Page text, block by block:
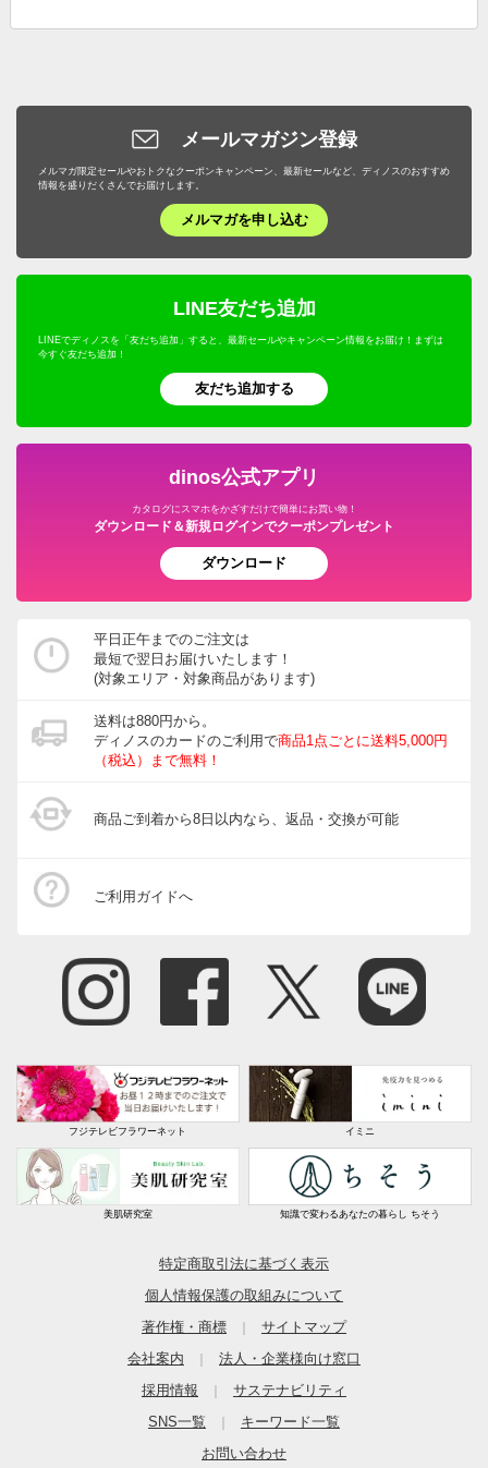
メールマガジン登録
メルマガ限定セールやおトクなクーポンキャンペーン、最新セールなど、ディノスのおすすめ
情報を盛りだくさんでお届けします。
メルマガを申し込む
LINE友だち追加
LINEでディノスを「友だち追加」すると、最新セールやキャンペーン情報をお届け！まずは
今すぐ友だち追加！
友だち追加する
dinos公式アプリ
カタログにスマホをかざすだけで簡単にお買い物！
ダウンロード＆新規ログインでクーポンプレゼント
ダウンロード
平日正午までのご注文は
最短で翌日お届けいたします！
(対象エリア・対象商品があります)
送料は880円から。
ディノスのカードのご利用で商品1点ごとに送料5,000円
（税込）まで無料！
商品ご到着から8日以内なら、返品・交換が可能
ご利用ガイドへ
フジテレビフラワーネット イミニ
美肌研究室 知識で変わるあなたの暮らし ちそう
特定商取引法に基づく表示
個人情報保護の取組みについて
著作権・商標
サイトマップ
会社案内
法人・企業様向け窓口
採用情報
サステナビリティ
SNS一覧
キーワード一覧
お問い合わせ